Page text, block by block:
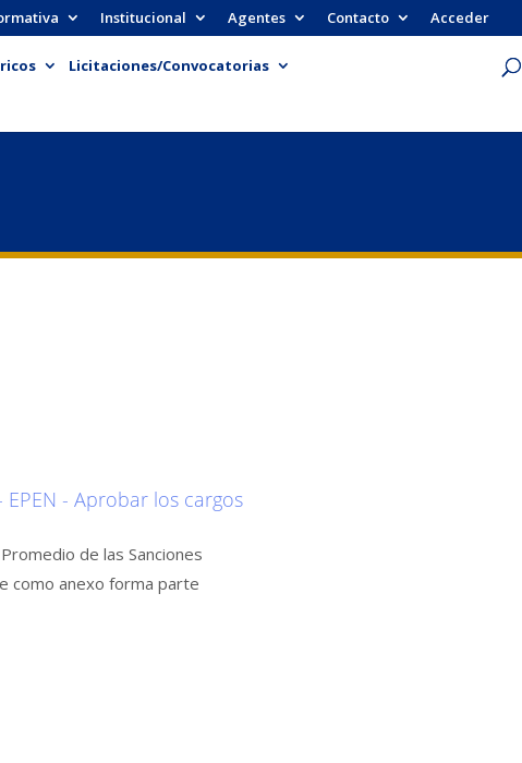
Institucional Agentes Contacto Acceder
Licitaciones/Convocatorias
EPEN - Aprobar los cargos
de las Sanciones
como anexo forma parte